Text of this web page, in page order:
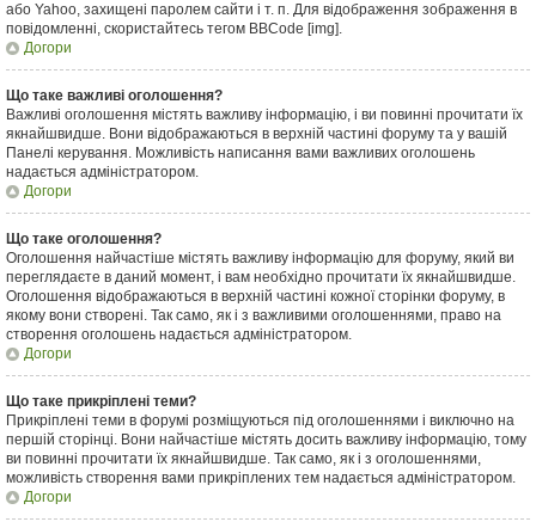
або Yahoo, захищені паролем сайти і т. п. Для відображення зображення в
повідомленні, скористайтесь тегом BBCode [img].
Догори
Що таке важливі оголошення?
Важливі оголошення містять важливу інформацію, і ви повинні прочитати їх
якнайшвидше. Вони відображаються в верхній частині форуму та у вашій
Панелі керування. Можливість написання вами важливих оголошень
надається адміністратором.
Догори
Що таке оголошення?
Оголошення найчастіше містять важливу інформацію для форуму, який ви
переглядаєте в даний момент, і вам необхідно прочитати їх якнайшвидше.
Оголошення відображаються в верхній частині кожної сторінки форуму, в
якому вони створені. Так само, як і з важливими оголошеннями, право на
створення оголошень надається адміністратором.
Догори
Що таке прикріплені теми?
Прикріплені теми в форумі розміщуються під оголошеннями і виключно на
першій сторінці. Вони найчастіше містять досить важливу інформацію, тому
ви повинні прочитати їх якнайшвидше. Так само, як і з оголошеннями,
можливість створення вами прикріплених тем надається адміністратором.
Догори